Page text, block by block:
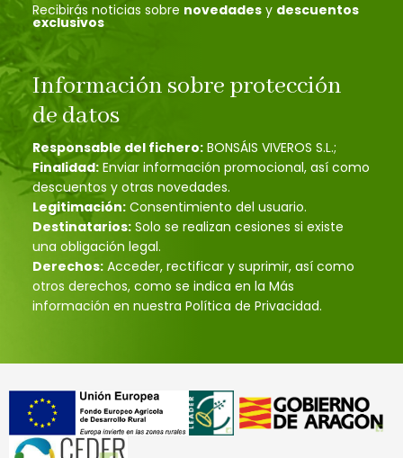
Recibirás noticias sobre novedades y descuentos
exclusivos
Información sobre protección
de datos
Responsable del fichero: BONSÁIS VIVEROS S.L.;
Finalidad: Enviar información promocional, así como
descuentos y otras novedades.
Legitimación: Consentimiento del usuario.
Destinatarios: Solo se realizan cesiones si existe
una obligación legal.
Derechos: Acceder, rectificar y suprimir, así como
otros derechos, como se indica en la Más
información en nuestra Política de Privacidad.